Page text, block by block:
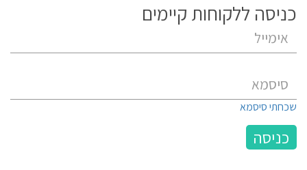
כניסה ללקוחות קיימים
שכחתי סיסמא